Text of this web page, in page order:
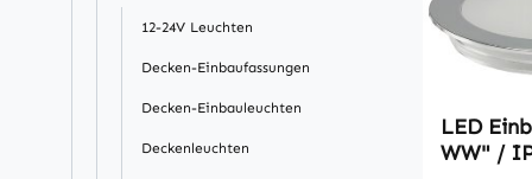
12-24V Leuchten
Decken-Einbaufassungen
Decken-Einbauleuchten
Deckenleuchten
LED
WW" /